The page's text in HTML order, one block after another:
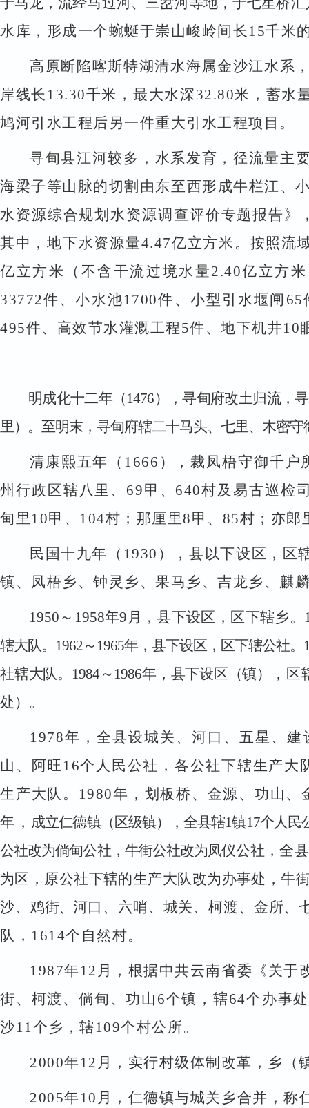
水库，形成一个蜿蜒于崇山峻岭间长 15千米
高原断陷喀斯特湖清水海属金沙江水系
岸线长 13.30千米，最大水深32.80米，蓄水
鸠河引水工程后另一件重大引水工程项目。
寻甸县江河较多，水系发育，径流量主
海梁子等山脉的切割由东至西形成牛栏江、
水资源综合规划水资源调查评价专题报告》
其中，地下水资源量4.47亿立方米。按照流
亿立方米（不含干流过境水量2.40亿立方
33772件、小水池1700件、小型引水堰闸 65
495件、高效节水灌溉工程5件、地下机井10
明成化十二年（1476），寻甸府改土归流，
里）。至明末，寻甸府辖二十马头、七里、木密
清康熙五年（ 1666 ），裁凤梧守御千户
州行政区辖八里、 69甲、 640村及易古巡检
甸里 10甲、 104村；那厘里8甲、 85村；亦郎
民国十九年（ 1930 ），县以下设区，区
镇、凤梧乡、钟灵乡、果马乡、吉龙乡、麒
1950 ～ 1958年9 月，县下设区，区下辖乡。
辖大队。 1962～ 1965年，县下设区，区下辖公社。
社辖大队。 1984～ 1986年，县下设区（镇）
，
处）。
1978年，全县设城关、河口、五星、
山、阿旺 16个人民公社，各公社下辖生产大
生产大队。 1980年，划板桥、金源、功山、
年， 成立仁德镇（区级镇），全县辖1镇17个人民
公社改为倘甸公社，牛街公社改为凤仪公社，全
为区，原公社下辖的生产大队改为办事处，牛
沙、 鸡街、河口、六哨、城关、柯渡、金所、
队， 1614个自然村。
1987年 12 月，根据中共云南省委《关于
街、柯渡、倘甸、功山 6个镇，辖64个办事
沙11个乡，辖109个村公所。
2000年 12 月，实行村级体制改革，乡（
2005年 10 月，仁德镇与城关乡合并，称